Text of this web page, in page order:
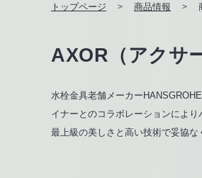
トップページ 商品情報
AXOR（アクサ
水栓金具老舗メーカー
イナーとのコラボレーションにより
最上級の美しさと高い技術で妥協な